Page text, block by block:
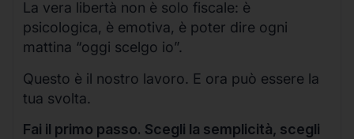
La vera libertà non è solo fiscale: è
psicologica, è emotiva, è poter dire ogni
mattina “oggi scelgo io”.
Questo è il nostro lavoro. E ora può essere la
tua svolta.
Fai il primo passo. Scegli la semplicità, scegli